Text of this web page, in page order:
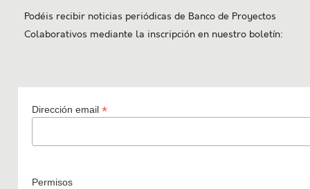
Podéis recibir noticias periódicas de Banco de Proyectos
Colaborativos mediante la inscripción en nuestro boletín:
Dirección email *
Permisos